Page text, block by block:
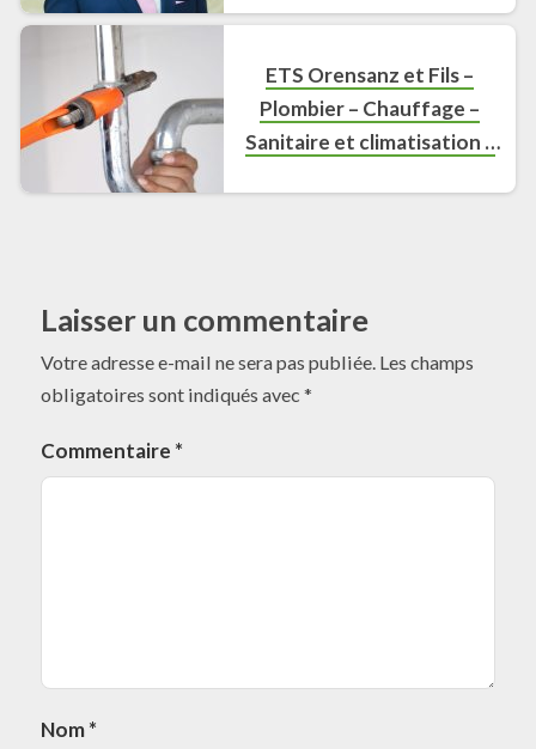
ETS Orensanz et Fils –
Plombier – Chauffage –
Sanitaire et climatisation à
Laisser un commentaire
Votre adresse e-mail ne sera pas publiée. Les champs
obligatoires sont indiqués avec *
Commentaire *
Nom*